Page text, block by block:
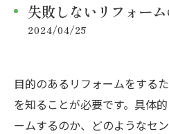
失敗しないリフォー
2024/04/25
目的のあるリフォームをする
を知ることが必要です。具体
ームするのか、どのようなセ